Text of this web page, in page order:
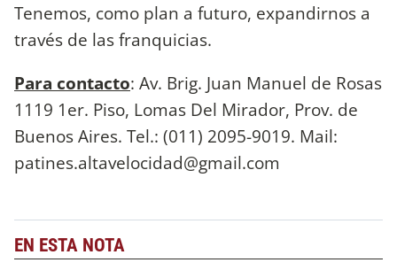
Tenemos, como plan a futuro, expandirnos a
través de las franquicias.
Para contacto: Av. Brig. Juan Manuel de Rosas
1119 1er. Piso, Lomas Del Mirador, Prov. de
Buenos Aires. Tel.: (011) 2095-9019. Mail:
patines.altavelocidad@gmail.com
EN ESTA NOTA